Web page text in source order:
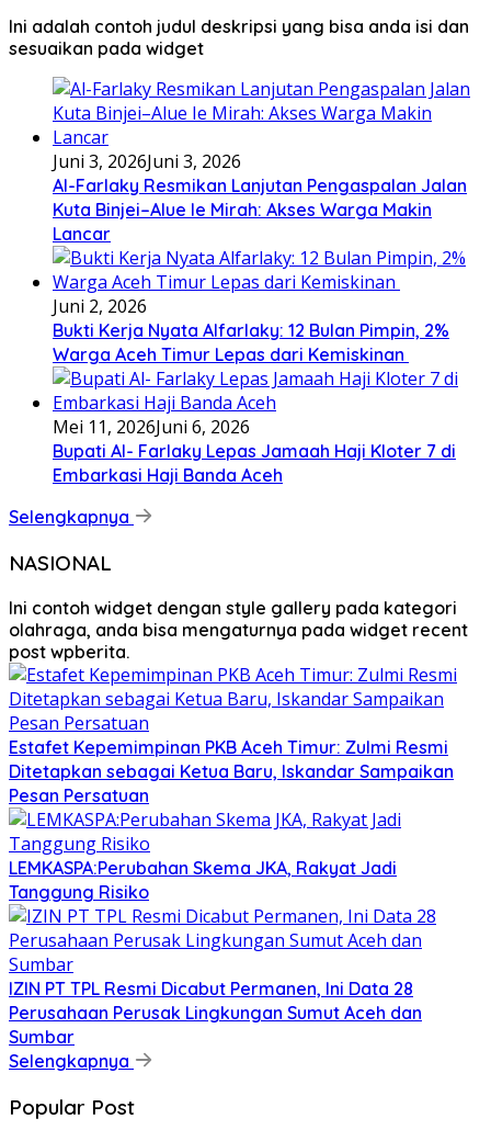
Ini adalah contoh judul deskripsi yang bisa anda isi dan
sesuaikan pada widget
Juni 3, 2026Juni 3, 2026
Al-Farlaky Resmikan Lanjutan Pengaspalan Jalan
Kuta Binjei–Alue Ie Mirah: Akses Warga Makin
Lancar
Juni 2, 2026
Bukti Kerja Nyata Alfarlaky: 12 Bulan Pimpin, 2%
Warga Aceh Timur Lepas dari Kemiskinan ‎
Mei 11, 2026Juni 6, 2026
Bupati Al- Farlaky Lepas Jamaah Haji Kloter 7 di
Embarkasi Haji Banda Aceh
Selengkapnya
NASIONAL
Ini contoh widget dengan style gallery pada kategori
olahraga, anda bisa mengaturnya pada widget recent
post wpberita.
Estafet Kepemimpinan PKB Aceh Timur: Zulmi Resmi
Ditetapkan sebagai Ketua Baru, Iskandar Sampaikan
Pesan Persatuan
LEMKASPA:Perubahan Skema JKA, Rakyat Jadi
Tanggung Risiko
IZIN PT TPL Resmi Dicabut Permanen, Ini Data 28
Perusahaan Perusak Lingkungan Sumut Aceh dan
Sumbar
Selengkapnya
Popular Post